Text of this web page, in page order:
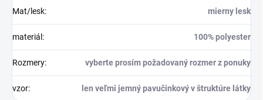
Mat/lesk: mierny lesk
materiál : 100% polyester
Rozmery: vyberte prosím požadovaný rozmer z ponuky
vzor: len veľmi jemný pavučinkový v štruktúre látky